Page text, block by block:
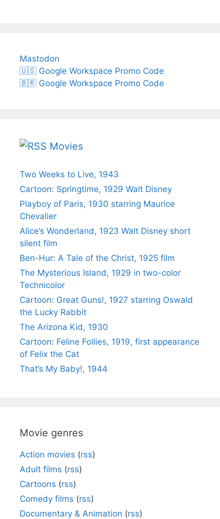
Mastodon
🇺🇸 Google Workspace Promo Code
🇧🇷 Google Workspace Promo Code
Movies
Two Weeks to Live, 1943
Cartoon: Springtime, 1929 Walt Disney
Playboy of Paris, 1930 starring Maurice
Chevalier
Alice’s Wonderland, 1923 Walt Disney short
silent film
Ben-Hur: A Tale of the Christ, 1925 film
The Mysterious Island, 1929 in two-color
Technicolor
Cartoon: Great Guns!, 1927 starring Oswald
the Lucky Rabbit
The Arizona Kid, 1930
Cartoon: Feline Follies, 1919, first appearance
of Felix the Cat
That’s My Baby!, 1944
Movie genres
Action movies (rss)
Adult films (rss)
Cartoons (rss)
Comedy films (rss)
Documentary & Animation (rss)